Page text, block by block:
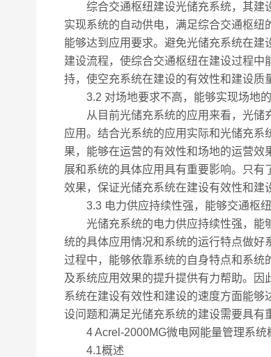
综合交通枢纽建设光储充系统，其建设
实现系统的自动供电，满足综合交通枢
能够达到应用要求。避免光储充系统在
建设流程，使综合交通枢纽在建设过程
持，使空充系统在建设的有效性和建设质
3.2 对场地要求不高，能够实现场地的
从目前光储充系统的应用来看，光储充
应用。结合光系统的应用实际和光储充
果，能够在运营的有效性和场地的运营
展和系统的具体应用具有重要影响。只
效果，保证光储充系统在建设有效性和建
3.3 电力供应持续性强，能够交通枢
光储充系统的电力供应持续性强，能够
统的具体应用情况和系统的运行特点做
过程中，能够依靠系统的自身特点和系
及系统应用效果的提升提供有力帮助。
系统在建设有效性和建设的速度方面能
设问题和满足光储充系统的建设需要具有
4 Acrel-2000MG微电网能量管理系统
4.1概述